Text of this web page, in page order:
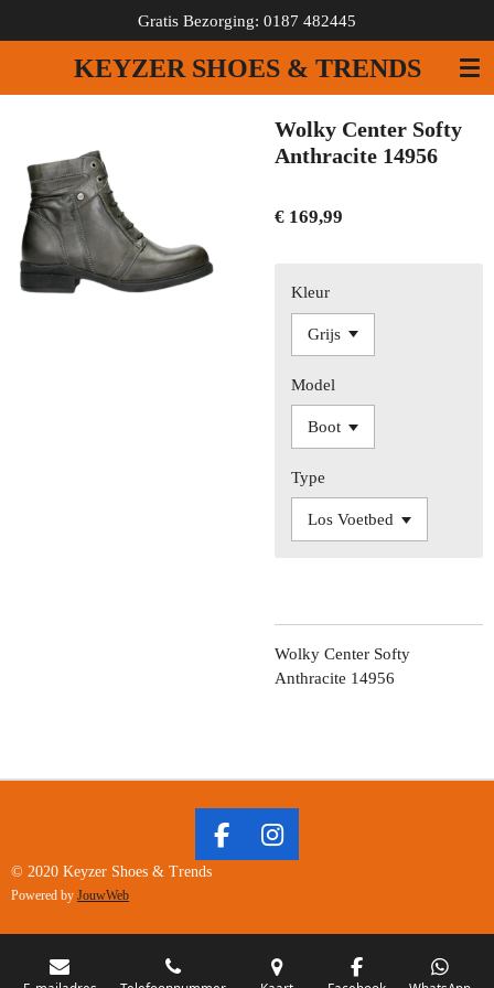
direct
de
KEYZER SHOES & TRENDS
Gratis Bezorging: 0187 482445
Wolky Center Softy
Anthracite 14956
€ 169,99
Kleur
Model
Type
Wolky Center Softy
Anthracite 14956
F
B
I
A
G
© 2020 Keyzer Shoes & Trends
Powered by JouwWeb